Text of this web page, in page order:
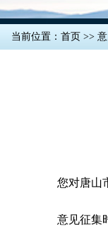
当前位置： 首页 >>
您对唐山
意见征集